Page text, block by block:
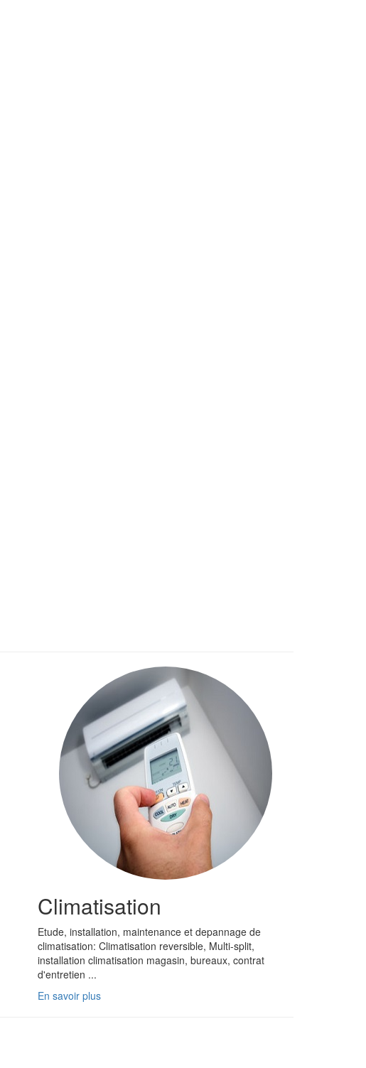
Climatisation
Etude, installation, maintenance et depannage de
climatisation: Climatisation reversible, Multi-split,
installation climatisation magasin, bureaux, contrat
d'entretien ...
En savoir plus